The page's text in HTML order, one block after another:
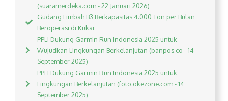
(suaramerdeka.com - 22 Januari 2026)
Gudang Limbah B3 Berkapasitas 4.000 Ton per Bulan
Beroperasi di Kukar
PPLI Dukung Garmin Run Indonesia 2025 untuk
Wujudkan Lingkungan Berkelanjutan (banpos.co - 14
September 2025)
PPLI Dukung Garmin Run Indonesia 2025 untuk
Lingkungan Berkelanjutan (foto.okezone.com - 14
September 2025)